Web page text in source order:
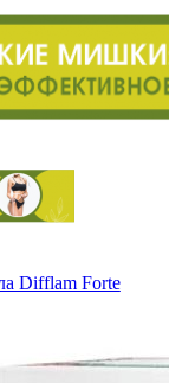
Difflam Forte